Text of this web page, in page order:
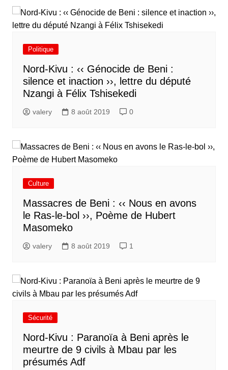
Politique
Nord-Kivu : ‹‹ Génocide de Beni :
silence et inaction ››, lettre du député
Nzangi à Félix Tshisekedi
valery 8 août 2019 0
Culture
Massacres de Beni : ‹‹ Nous en avons
le Ras-le-bol ››, Poème de Hubert
Masomeko
valery 8 août 2019 1
Sécurité
Nord-Kivu : Paranoïa à Beni après le
meurtre de 9 civils à Mbau par les
présumés Adf